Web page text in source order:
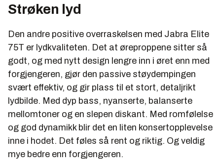
Strøken lyd
Den andre positive overraskelsen med Jabra Elite
75T er lydkvaliteten. Det at øreproppene sitter så
godt, og med nytt design lengre inn i øret enn med
forgjengeren, gjør den passive støydempingen
svært effektiv, og gir plass til et stort, detaljrikt
lydbilde. Med dyp bass, nyanserte, balanserte
mellomtoner og en slepen diskant. Med romfølelse
og god dynamikk blir det en liten konsertopplevelse
inne i hodet. Det føles så rent og riktig. Og veldig
mye bedre enn forgjengeren.